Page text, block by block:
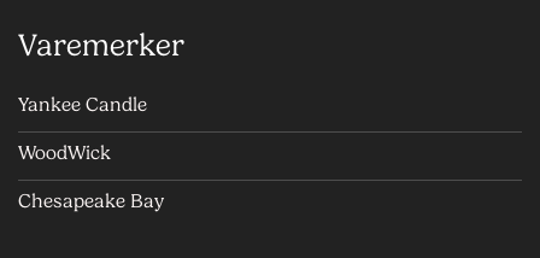
Varemerker
Yankee Candle
WoodWick
Chesapeake Bay